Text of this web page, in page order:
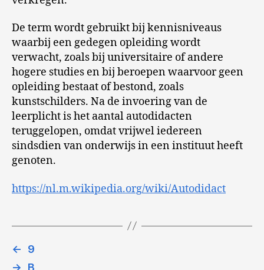
De term wordt gebruikt bij kennisniveaus
waarbij een gedegen opleiding wordt
verwacht, zoals bij universitaire of andere
hogere studies en bij beroepen waarvoor geen
opleiding bestaat of bestond, zoals
kunstschilders. Na de invoering van de
leerplicht is het aantal autodidacten
teruggelopen, omdat vrijwel iedereen
sindsdien van onderwijs in een instituut heeft
genoten.
https://nl.m.wikipedia.org/wiki/Autodidact
←
9
→
B